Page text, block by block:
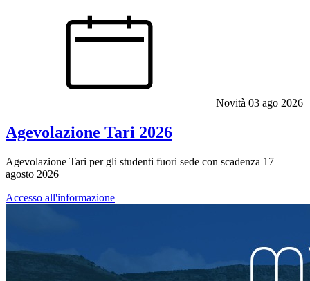
Novità 03 ago 2026
Agevolazione Tari 2026
Agevolazione Tari per gli studenti fuori sede con scadenza 17
agosto 2026
Accesso all'informazione